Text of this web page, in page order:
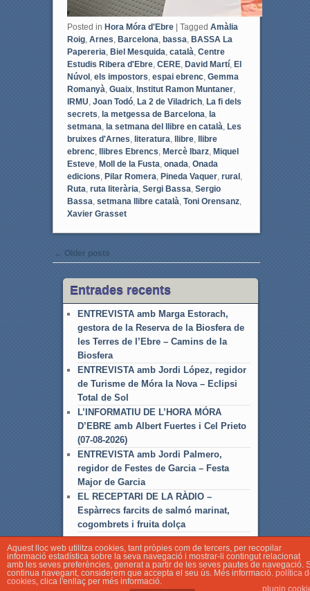
Posted in Hora Móra d'Ebre | Tagged Amàlia
Roig, Arnes Barcelona bassa BASSA La
Papereria Biel Mesquida català Centre
Estudis Ribera d'Ebre, CERE, David Martí, El
Núvol, els impostors espai ebrenc, Gemma
Romanyà Guaix, Institut Ramon Muntaner,
IRMU Joan Todó, La 2 de Viladrich, La fi dels
secrets la metgessa de Barcelona la
setmana la setmana del llibre en català Les
bruixes d'Arnes literatura llibre, llibre
ebrenc, llibres Ebrencs Mercè Ibarz, Miquel
Esteve, Moll de la Fusta onada Onada
edicions Pilar Romera Pineda Vaquer, rural,
Ruta ruta literària Sergi Bassa Sergio
Bassa setmana llibre català Toni Orensanz,
Xavier Grasset
Post navigation
← Older posts
Entrades recents
ENTREVISTA amb Marga Estorach,
gestora de la Reserva de la Biosfera de
les Terres de l’Ebre – Camins de la
Biosfera
ENTREVISTA amb Jordi López, regidor
de Turisme de Móra la Nova – Eclipsi
Total de Sol
L’INFORMATIU DE L’HORA MÓRA
D’EBRE amb Albert Fuertes i Cel Prieto
(07-08-2026)
ENTREVISTA amb Jordi Palmero,
regidor de Festes de Garcia – Festa
Major de Garcia
EL RECEPTARI DE LA RÀDIO –
Espàrrecs farcits de salmó marinat,
cogombrets i fruita dolça
Aquest lloc web utilitza cookies, tant pròpies com de tercers, per recopilar
informació estadística sobre la seva navegació i mostrar-li contingut relacionat
amb les seves preferències, generat a partir de les seves pautes de navegació.
continua navegant, considerem que accepta el seu ús. Més informació. política
cookies, clica l'enllaç per més informació.
plugin